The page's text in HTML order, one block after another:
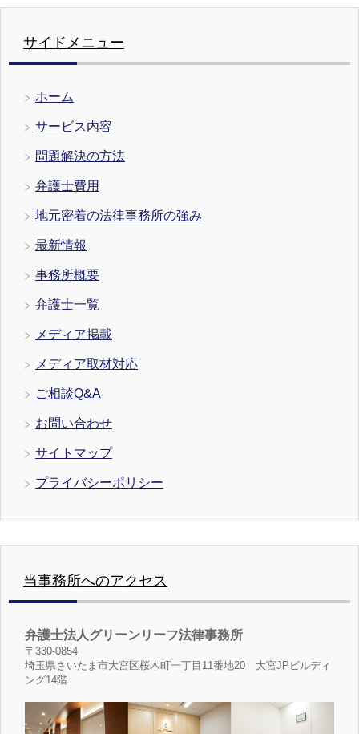
サイドメニュー
ホーム
サービス内容
問題解決の方法
弁護士費用
地元密着の法律事務所の強み
最新情報
事務所概要
弁護士一覧
メディア掲載
メディア取材対応
ご相談Q&A
お問い合わせ
サイトマップ
プライバシーポリシー
当事務所へのアクセス
弁護士法人グリーンリーフ法律事務所
〒330-0854
埼玉県さいたま市大宮区桜木町一丁目11番地20 大宮JPビルディ
ング14階